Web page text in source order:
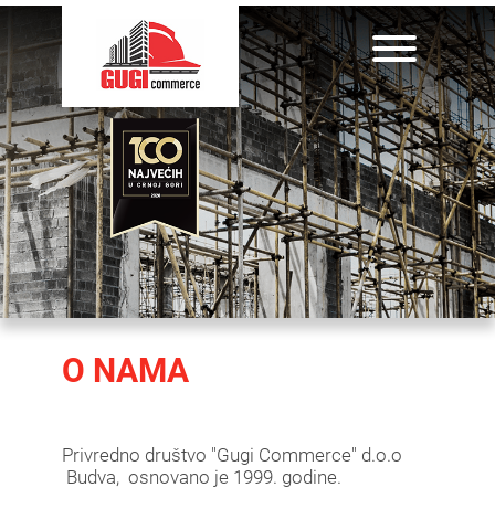
O NAMA
Privredno društvo "Gugi Commerce" d.o.o
Budva, osnovano je 1999. godine.